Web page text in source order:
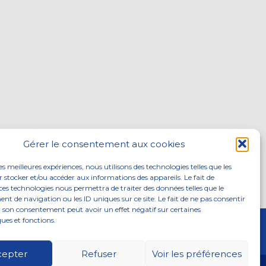
Gérer le consentement aux cookies
meilleures expériences, nous utilisons des technologies telles que les
stocker et/ou accéder aux informations des appareils. Le fait de
technologies nous permettra de traiter des données telles que le
de navigation ou les ID uniques sur ce site. Le fait de ne pas consentir
son consentement peut avoir un effet négatif sur certaines
et fonctions.
Refuser Voir les préférences